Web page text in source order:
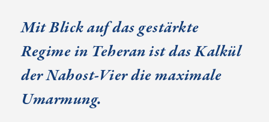
Mit Blick auf das gestärkte
Regime in Teheran ist das Kalkül
der Nahost-Vier die maximale
Umarmung.